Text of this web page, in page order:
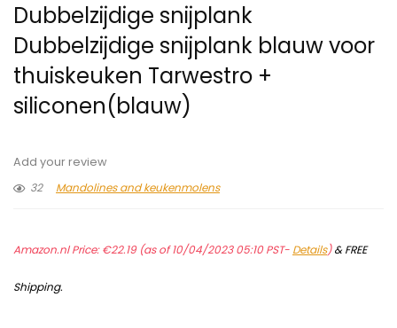
Dubbelzijdige snijplank
Dubbelzijdige snijplank blauw voor
thuiskeuken Tarwestro +
siliconen(blauw)
Add your review
32
Mandolines and keukenmolens
Amazon.nl Price:€22.19(as of 10/04/2023 05:10 PST- Details)&FREE
Shipping.